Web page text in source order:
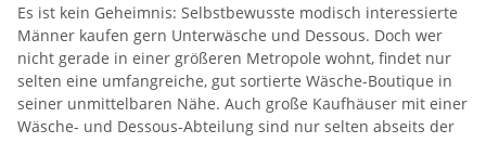
Es ist kein Geheimnis: Selbstbewusste modisch interessierte
Männer kaufen gern Unterwäsche und Dessous. Doch wer
nicht gerade in einer größeren Metropole wohnt, findet nur
selten eine umfangreiche, gut sortierte Wäsche-Boutique in
seiner unmittelbaren Nähe. Auch große Kaufhäuser mit einer
Wäsche- und Dessous-Abteilung sind nur selten abseits der